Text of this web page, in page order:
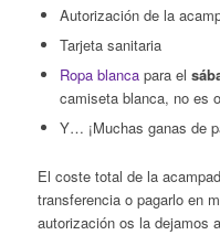
Autorización de la
Tarjeta sanitaria
Ropa blancapara el
camiseta blanca, no es
Y… ¡Muchas ganas de
El coste total de la
transferencia o pagarlo en
autorización os la dejamos